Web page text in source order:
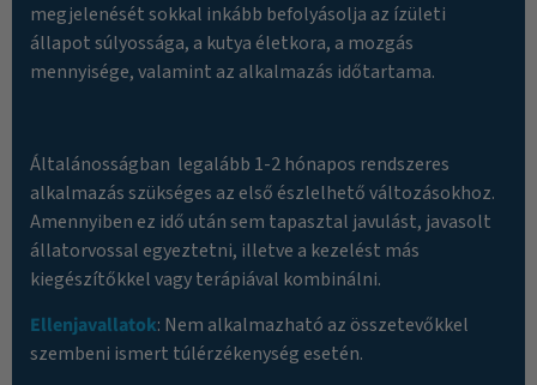
megjelenését sokkal inkább befolyásolja az ízületi
állapot súlyossága, a kutya életkora, a mozgás
mennyisége, valamint az alkalmazás időtartama.
Általánosságban legalább 1-2 hónapos rendszeres
alkalmazás szükséges az első észlelhető változásokhoz.
Amennyiben ez idő után sem tapasztal javulást, javasolt
állatorvossal egyeztetni, illetve a kezelést más
kiegészítőkkel vagy terápiával kombinálni.
Ellenjavallatok: Nem alkalmazható az összetevőkkel
szembeni ismert túlérzékenység esetén.